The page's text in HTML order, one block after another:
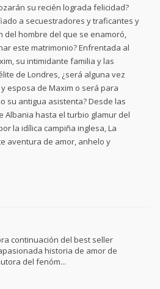
su recién lograda felicidad?
a secuestradores y traficantes y
del hombre del que se enamoró,
este matrimonio? Enfrentada al
su intimidante familia y las
de Londres, ¿será alguna vez
esposa de Maxim o será para
su antigua asistenta? Desde las
Albania hasta el turbio glamur del
la idílica campiña inglesa, La
aventura de amor, anhelo y
continuación del best seller
historia de amor de
del fenóm...